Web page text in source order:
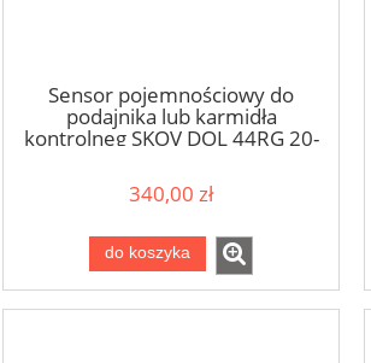
Sensor pojemnościowy do
podajnika lub karmidła
kontrolneg SKOV DOL 44RG 20-
340,00 zł
do koszyka